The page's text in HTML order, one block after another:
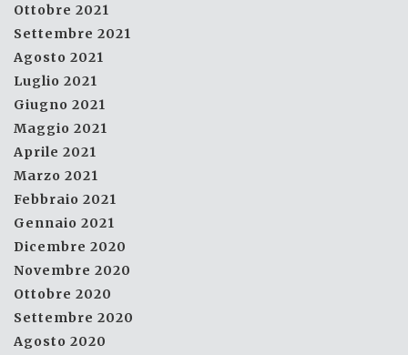
Ottobre 2021
Settembre 2021
Agosto 2021
Luglio 2021
Giugno 2021
Maggio 2021
Aprile 2021
Marzo 2021
Febbraio 2021
Gennaio 2021
Dicembre 2020
Novembre 2020
Ottobre 2020
Settembre 2020
Agosto 2020